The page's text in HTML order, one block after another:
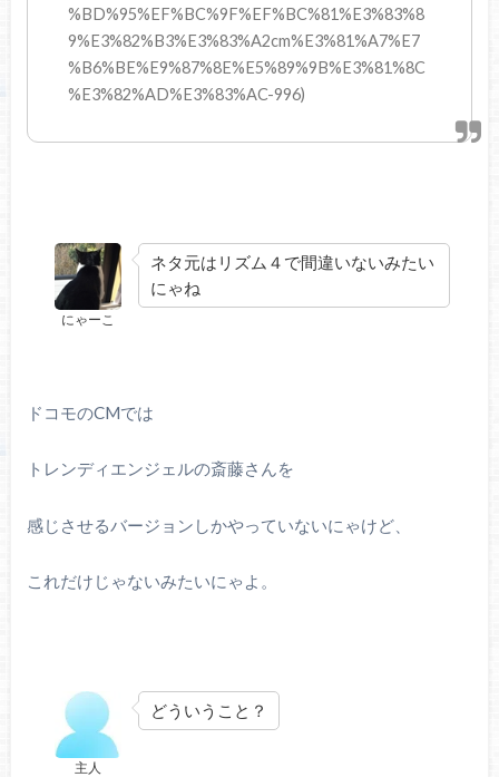
%BD%95%EF%BC%9F%EF%BC%81%E3%83%8
9%E3%82%B3%E3%83%A2cm%E3%81%A7%E7
%B6%BE%E9%87%8E%E5%89%9B%E3%81%8C
%E3%82%AD%E3%83%AC-996)
にゃーこ
ネタ元はリズム４で間違いないみたい
にゃね
ドコモのCMでは
トレンディエンジェルの斎藤さんを
感じさせるバージョンしかやっていないにゃけど、
これだけじゃないみたいにゃよ。
主人
どういうこと？